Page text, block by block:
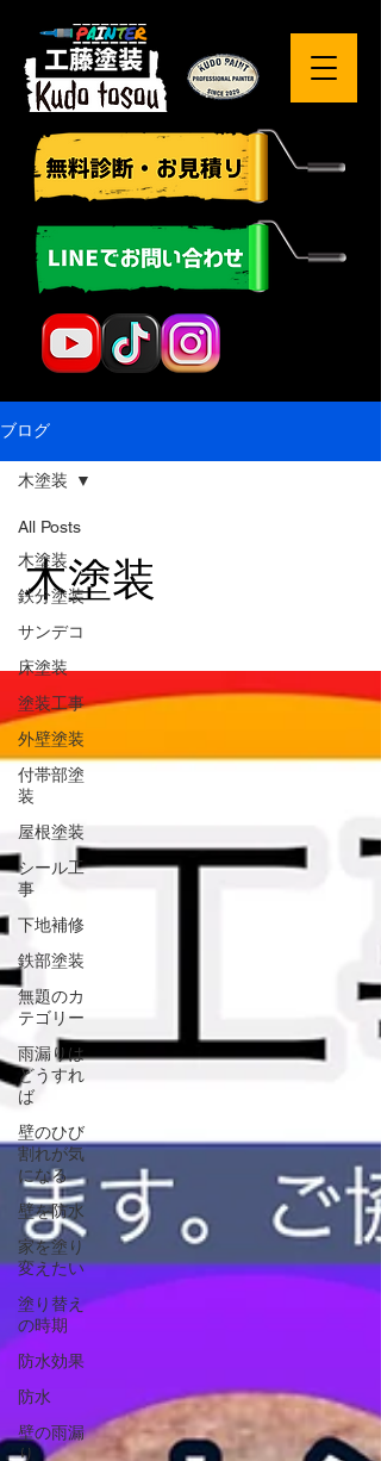
ブログ
All Posts
木塗装
鉄分塗装
サンデコ
床塗装
塗装工事
外壁塗装
付帯部塗
装
屋根塗装
シール工
事
下地補修
鉄部塗装
無題のカ
テゴリー
雨漏りは
どうすれ
ば
壁のひび
割れが気
になる
壁を防水
家を塗り
変えたい
塗り替え
の時期
防水効果
防水
壁の雨漏
り
木塗装
木塗装